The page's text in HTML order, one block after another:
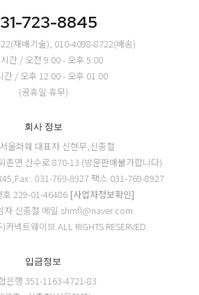
723-8845
재배기술), 010-4098-8722(배송)
간 / 오전 9:00 - 오후 5:00
간 / 오후 12:00 - 오후 01:00
(공휴일 휴무)
회사 정보
울화훼 대표자 신현무,신종철
촌면 산수로 870-13 (방문판매불가합니다)
: 031-769-8927 팩스 031-769-8927
호 229-01-46486 [사업자정보확인]
자 신종철 메일 shmfl@naver.com
넥트웨이브 ALL RIGHTS RESERVED.
입금정보
은행 351-1163-4721-83